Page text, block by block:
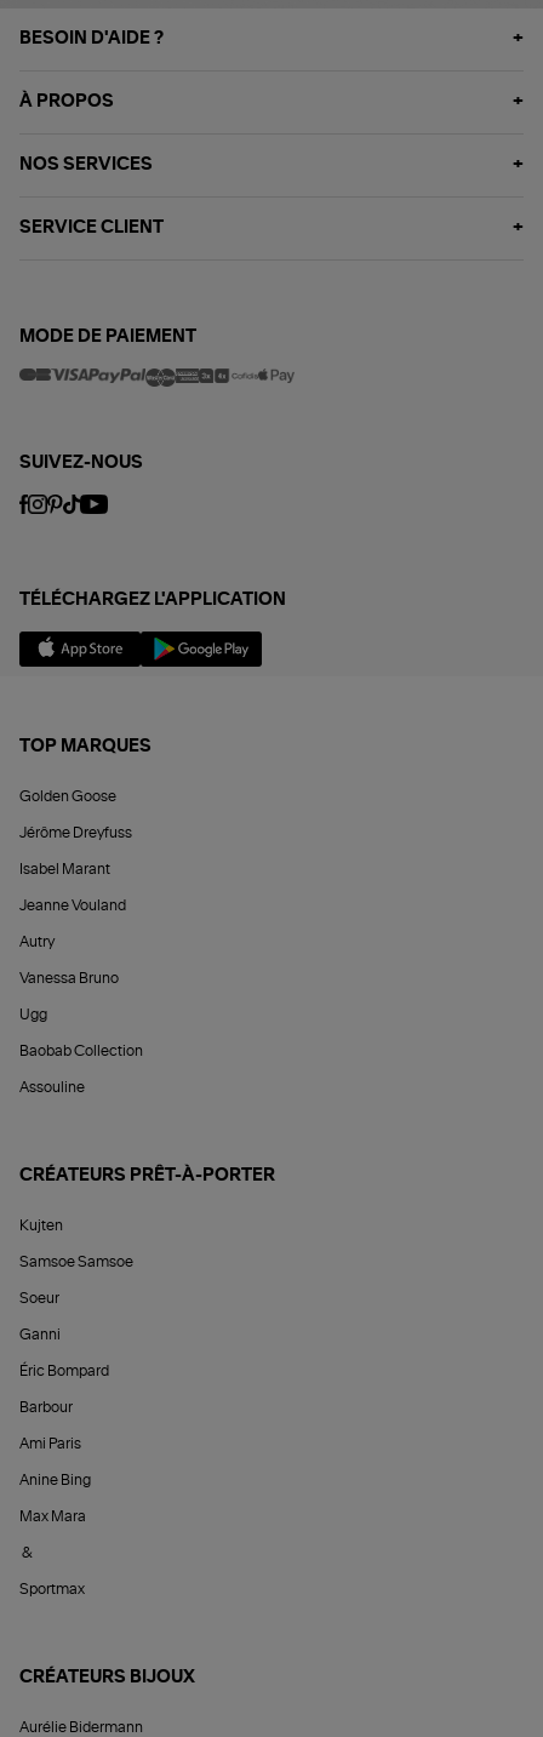
BESOIN D'AIDE ?
À PROPOS
NOS SERVICES
SERVICE CLIENT
MODE DE PAIEMENT
SUIVEZ-NOUS
TÉLÉCHARGEZ L'APPLICATION
TOP MARQUES
Golden Goose
Jérôme Dreyfuss
Isabel Marant
Jeanne Vouland
Autry
Vanessa Bruno
Ugg
Baobab Collection
Assouline
CRÉATEURS PRÊT-À-PORTER
Kujten
Samsoe Samsoe
Soeur
Ganni
Éric Bompard
Barbour
Ami Paris
Anine Bing
Max Mara
&
Sportmax
CRÉATEURS BIJOUX
Aurélie Bidermann